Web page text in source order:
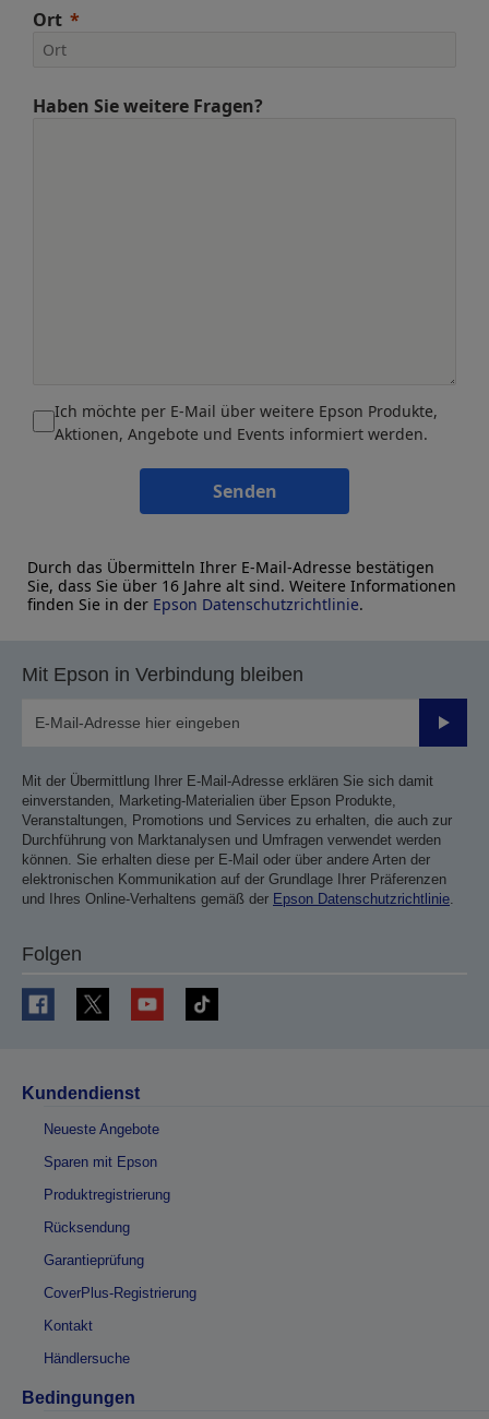
Ort
Haben Sie weitere Fragen?
Ich möchte per E-Mail über weitere Epson Produkte,
Aktionen, Angebote und Events informiert werden.
Senden
Durch das Übermitteln Ihrer E-Mail-Adresse bestätigen
Sie, dass Sie über 16 Jahre alt sind. Weitere Informationen
finden Sie in der Epson Datenschutzrichtlinie.
Mit Epson in Verbindung bleiben
Mit der Übermittlung Ihrer E-Mail-Adresse erklären Sie sich damit
einverstanden, Marketing-Materialien über Epson Produkte,
Veranstaltungen, Promotions und Services zu erhalten, die auch zur
Durchführung von Marktanalysen und Umfragen verwendet werden
können. Sie erhalten diese per E-Mail oder über andere Arten der
elektronischen Kommunikation auf der Grundlage Ihrer Präferenzen
und Ihres Online-Verhaltens gemäß der Epson Datenschutzrichtlinie.
Folgen
Kundendienst
Neueste Angebote
Sparen mit Epson
Produktregistrierung
Rücksendung
Garantieprüfung
CoverPlus-Registrierung
Kontakt
Händlersuche
Bedingungen